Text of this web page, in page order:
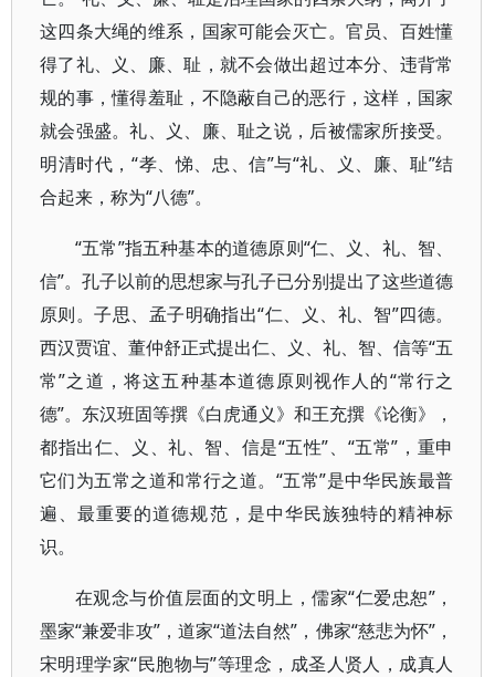
这四条大绳的维系，国家可能会灭亡。官员、百姓懂
得了礼、义、廉、耻，就不会做出超过本分、违背常
规的事，懂得羞耻，不隐蔽自己的恶行，这样，国家
就会强盛。礼、义、廉、耻之说，后被儒家所接受。
明清时代，“孝、悌、忠、信”与“礼、义、廉、耻”结
合起来，称为“八德”。
“五常”指五种基本的道德原则“仁、义、礼、智、
信”。孔子以前的思想家与孔子已分别提出了这些道德
原则。子思、孟子明确指出“仁、义、礼、智”四德。
西汉贾谊、董仲舒正式提出仁、义、礼、智、信等“五
常”之道，将这五种基本道德原则视作人的“常行之
德”。东汉班固等撰《白虎通义》和王充撰《论衡》，
都指出仁、义、礼、智、信是“五性”、“五常”，重申
它们为五常之道和常行之道。“五常”是中华民族最普
遍、最重要的道德规范，是中华民族独特的精神标
识。
在观念与价值层面的文明上，儒家“仁爱忠恕”，
墨家“兼爱非攻”，道家“道法自然”，佛家“慈悲为怀”，
宋明理学家“民胞物与”等理念，成圣人贤人，成真人